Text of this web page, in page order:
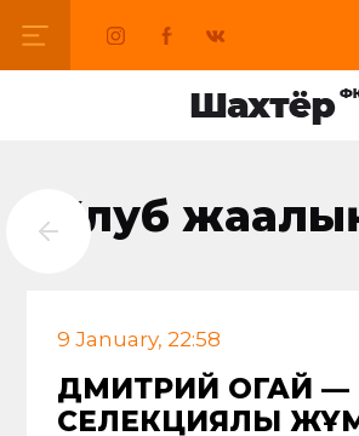
Клуб
9 January, 22:58
ДМИТРИЙ ОГАЙ —
СЕЛЕКЦИЯЛЫҚ